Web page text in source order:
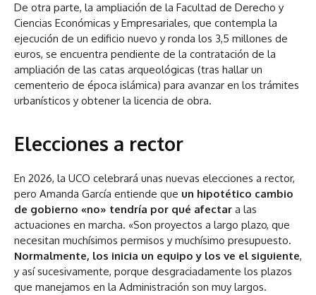
De otra parte, la ampliación de la Facultad de Derecho y
Ciencias Económicas y Empresariales, que contempla la
ejecución de un edificio nuevo y ronda los 3,5 millones de
euros, se encuentra pendiente de la contratación de la
ampliación de las catas arqueológicas (tras hallar un
cementerio de época islámica) para avanzar en los trámites
urbanísticos y obtener la licencia de obra.
Elecciones a rector
En 2026, la UCO celebrará unas nuevas elecciones a rector,
pero Amanda García entiende que un hipotético cambio
de gobierno «no» tendría por qué afectar a las
actuaciones en marcha. «Son proyectos a largo plazo, que
necesitan muchísimos permisos y muchísimo presupuesto.
Normalmente, los inicia un equipo y los ve el siguiente,
y así sucesivamente, porque desgraciadamente los plazos
que manejamos en la Administración son muy largos.